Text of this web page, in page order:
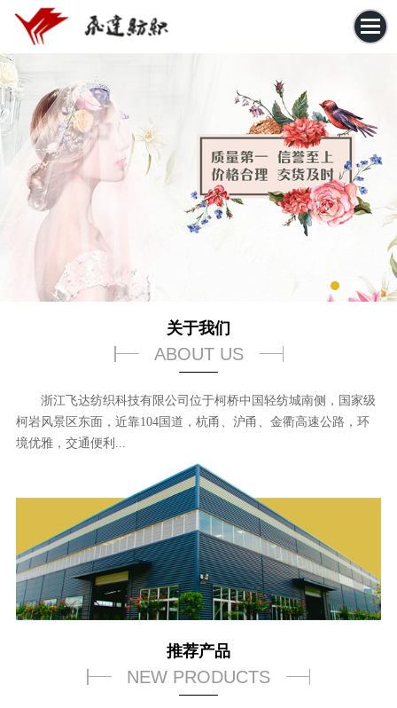
关于我们
ABOUT US
浙江飞达纺织科技有限公司位于柯桥中国轻纺城南侧，国家级
柯岩风景区东面，近靠104国道，杭甬、沪甬、金衢高速公路，环
境优雅，交通便利...
推荐产品
NEW PRODUCTS